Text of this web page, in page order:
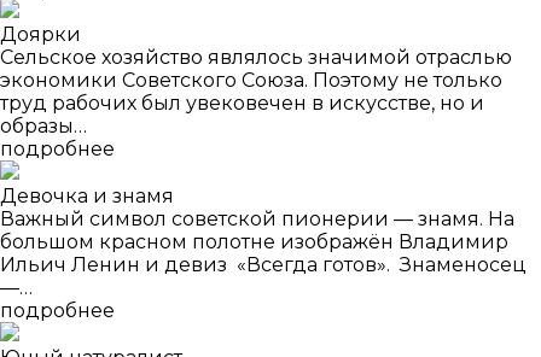
Доярки
Сельское хозяйство являлось значимой отраслью
экономики Советского Союза. Поэтому не только
труд рабочих был увековечен в искусстве, но и
образы…
подробнее
Девочка и знамя
Важный символ советской пионерии — знамя. На
большом красном полотне изображён Владимир
Ильич Ленин и девиз «Всегда готов». Знаменосец
—…
подробнее